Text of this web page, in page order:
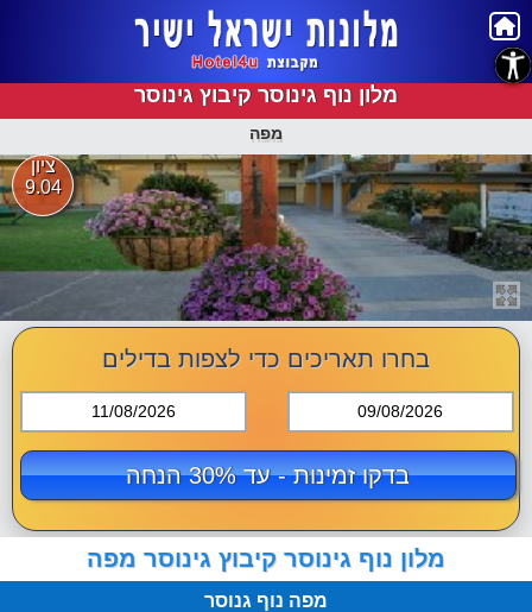
מלון נוף גינוסר קיבוץ גינוסר
מפה
ציון
9.04
בחרו תאריכים כדי לצפות בדילים
11/08/2026 09/08/2026
בדקו זמינות - עד 30% הנחה
מלון נוף גינוסר קיבוץ גינוסר מפה
מפה נוף גנוסר
נגישות